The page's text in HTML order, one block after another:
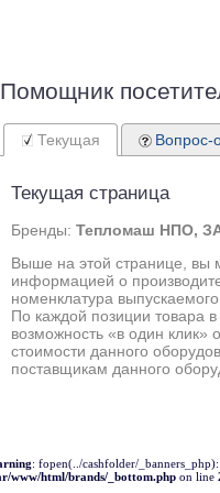
Помощник
Текущая
Текущая страница
Бренды: Тепломаш НПО,
Выше на этой странице, вы
информацией о
номенклатура
По каждой позиции товара
возможность «в один клик»
стоимости данного
поставщикам данного
Вопрос-
: fopen(../cashfolder/
www/html/brands/_bottom.php on line